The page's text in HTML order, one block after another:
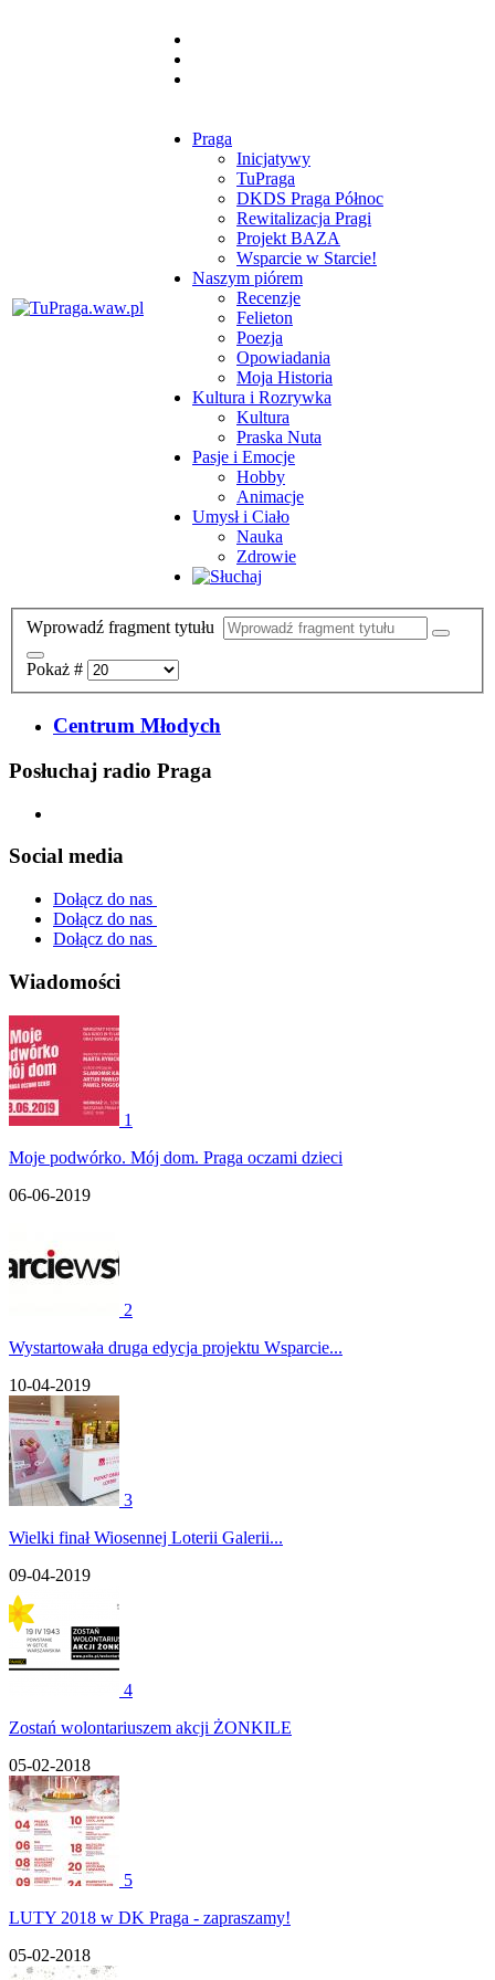
Praga
Inicjatywy
TuPraga
DKDS Praga Północ
Rewitalizacja Pragi
Projekt BAZA
Wsparcie w Starcie!
Naszym piórem
Recenzje
Felieton
Poezja
Opowiadania
Moja Historia
Kultura i Rozrywka
Kultura
Praska Nuta
Pasje i Emocje
Hobby
Animacje
Umysł i Ciało
Nauka
Zdrowie
Wprowadź fragment tytułu
Pokaż #
Centrum Młodych
Posłuchaj radio Praga
Social media
Dołącz do nas
Dołącz do nas
Dołącz do nas
Wiadomości
1
Moje podwórko. Mój dom. Praga oczami dzieci
06-06-2019
2
Wystartowała druga edycja projektu Wsparcie...
10-04-2019
3
Wielki finał Wiosennej Loterii Galerii...
09-04-2019
4
Zostań wolontariuszem akcji ŻONKILE
05-02-2018
5
LUTY 2018 w DK Praga - zapraszamy!
05-02-2018